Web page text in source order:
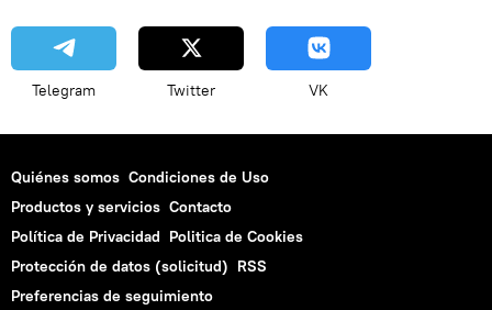
Telegram Twitter VK
Quiénes somos Condiciones de Uso
Productos y servicios Contacto
Política de Privacidad Politica de Cookies
Protección de datos (solicitud) RSS
Preferencias de seguimiento